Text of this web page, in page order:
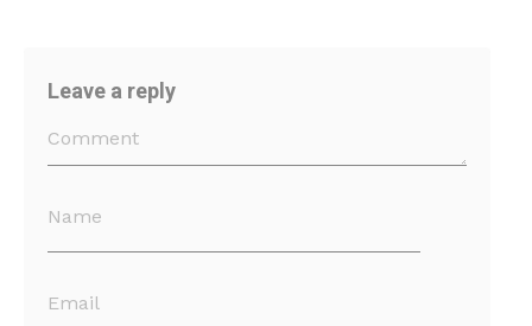
Leave a reply